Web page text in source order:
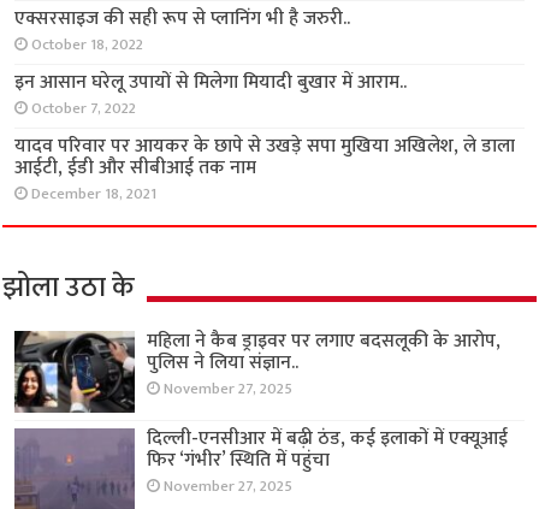
एक्सरसाइज की सही रूप से प्लानिंग भी है जरुरी..
October 18, 2022
इन आसान घरेलू उपायों से मिलेगा मियादी बुखार में आराम..
October 7, 2022
यादव परिवार पर आयकर के छापे से उखड़े सपा मुखिया अखिलेश, ले डाला
आईटी, ईडी और सीबीआई तक नाम
December 18, 2021
झोला उठा के
महिला ने कैब ड्राइवर पर लगाए बदसलूकी के आरोप,
पुलिस ने लिया संज्ञान..
November 27, 2025
दिल्ली-एनसीआर में बढ़ी ठंड, कई इलाकों में एक्यूआई
फिर ‘गंभीर’ स्थिति में पहुंचा
November 27, 2025